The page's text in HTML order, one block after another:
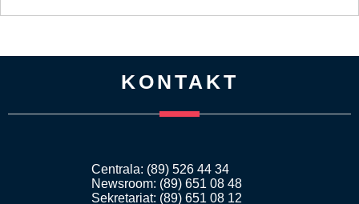
KONTAKT
Centrala: (89) 526 44 34
Newsroom: (89) 651 08 48
Sekretariat: (89) 651 08 12